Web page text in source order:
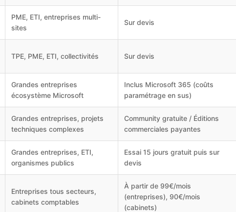
PME, ETI, entreprises multi-
sites
Sur devis
TPE, PME, ETI, collectivités Sur devis
Grandes entreprises
écosystème Microsoft
Inclus Microsoft 365 (coûts
paramétrage en sus)
Grandes entreprises, projets
techniques complexes
Community gratuite / Éditions
commerciales payantes
Grandes entreprises, ETI,
organismes publics
Essai 15 jours gratuit puis sur
devis
Entreprises tous secteurs,
cabinets comptables
À partir de 99€/mois
(entreprises), 90€/mois
(cabinets)